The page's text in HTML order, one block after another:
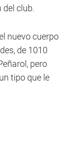
del club.
nuevo cuerpo
de 1010
pero
tipo que le